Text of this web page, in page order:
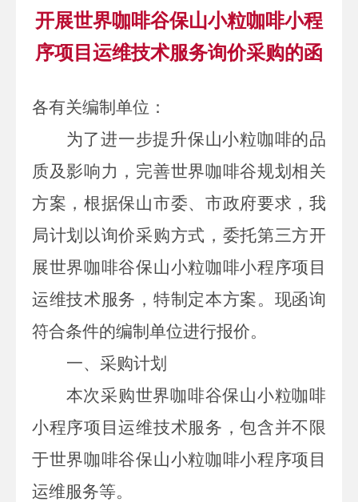
开展世界咖啡谷保山小粒咖啡小程
序项目运维技术服务询价采购的函
各有关编制单位：
为了进一步提升保山小粒咖啡的品
质及影响力， 完善世界咖啡谷规划相关
方案，根据保山市委、市政府要求，我
局计划 以询价采购方式，委托第三方开
展世界咖啡谷保山小粒咖啡小程序项目
运维技术服务， 特制定本方案。 现函询
符合条件的编制单位进行报价。
一、采购计划
本次采购世界咖啡谷保山小粒咖啡
小程序项目运维技术服务 ，包含并不限
于世界咖啡谷保山小粒咖啡小程序项目
运维服务等。